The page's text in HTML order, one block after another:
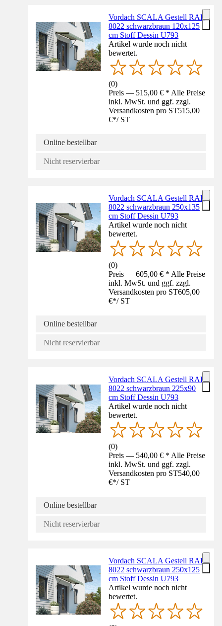
Vordach SCALA Gestell RAL
8022 schwarzbraun 120x125
cm Stoff Dessin U793
Artikel wurde noch nicht
bewertet.
(0)
Preis — 515,00 € * Alle Preise
inkl. MwSt. und ggf. zzgl.
Versandkosten pro ST515,00
€*/ ST
Online bestellbar
Nicht reservierbar
Vordach SCALA Gestell RAL
8022 schwarzbraun 250x135
cm Stoff Dessin U793
Artikel wurde noch nicht
bewertet.
(0)
Preis — 605,00 € * Alle Preise
inkl. MwSt. und ggf. zzgl.
Versandkosten pro ST605,00
€*/ ST
Online bestellbar
Nicht reservierbar
Vordach SCALA Gestell RAL
8022 schwarzbraun 225x90
cm Stoff Dessin U793
Artikel wurde noch nicht
bewertet.
(0)
Preis — 540,00 € * Alle Preise
inkl. MwSt. und ggf. zzgl.
Versandkosten pro ST540,00
€*/ ST
Online bestellbar
Nicht reservierbar
Vordach SCALA Gestell RAL
8022 schwarzbraun 250x125
cm Stoff Dessin U793
Artikel wurde noch nicht
bewertet.